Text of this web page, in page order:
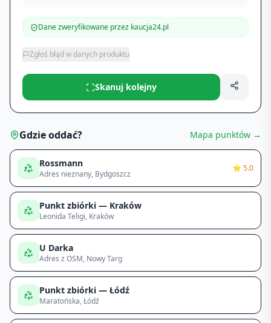
Dane zweryfikowane przez kaucja24.pl
Zgłoś błąd w danych produktu
Skanuj kolejny
Gdzie oddać? Mapa punktów →
Rossmann
Adres nieznany, Bydgoszcz
⭐ 5.0
Punkt zbiórki — Kraków
Leonida Teligi, Kraków
U Darka
Adres z OSM, Nowy Targ
Punkt zbiórki — Łódź
Maratońska, Łódź